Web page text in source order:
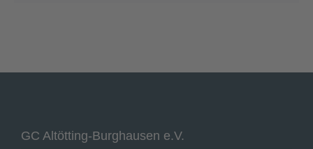
GC Altötting-Burghausen e.V.